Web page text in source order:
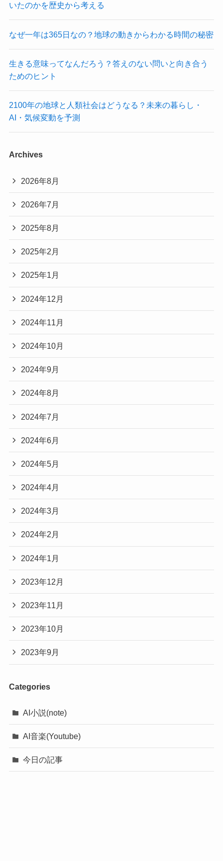
いたのかを歴史から考える
なぜ一年は365日なの？地球の動きからわかる時間の秘密
生きる意味ってなんだろう？答えのない問いと向き合う
ためのヒント
2100年の地球と人類社会はどうなる？未来の暮らし・
AI・気候変動を予測
Archives
2026年8月
2026年7月
2025年8月
2025年2月
2025年1月
2024年12月
2024年11月
2024年10月
2024年9月
2024年8月
2024年7月
2024年6月
2024年5月
2024年4月
2024年3月
2024年2月
2024年1月
2023年12月
2023年11月
2023年10月
2023年9月
Categories
AI小説(note)
AI音楽(Youtube)
今日の記事